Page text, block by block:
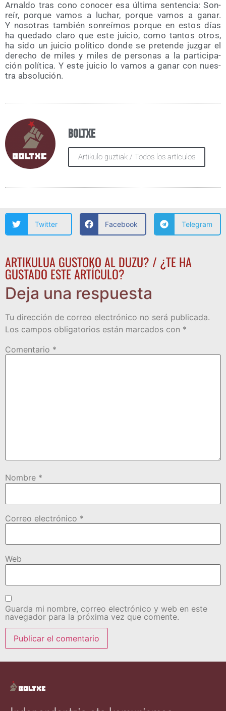
Arnal­do tras cono cono­cer esa úl­ti­ma sen­ten­cia: Son­
reír, por­que vamos a luchar, por­que vamos a ganar.
Y noso­tras tam­bién son­reí­mos por­que en estos días
ha que­da­do cla­ro que este jui­cio, como tan­tos otros,
ha sido un jui­cio polí­ti­co don­de se pre­ten­de juz­gar el
dere­cho de miles y miles de per­so­nas a la par­ti­ci­pa­
ción polí­ti­ca. Y este jui­cio lo vamos a ganar con nues­
tra absolución.
Boltxe
Artikulo guztiak / Todos los artículos
Twitter Facebook Telegram
ARTIKULUA GUSTOKO AL DUZU? / ¿TE HA
GUSTADO ESTE ARTÍCULO?
Deja una respuesta
Tu dirección de correo electrónico no será publicada.
Los campos obligatorios están marcados con *
Comentario *
Nombre *
Correo electrónico *
Web
Guarda mi nombre, correo electrónico y web en este
navegador para la próxima vez que comente.